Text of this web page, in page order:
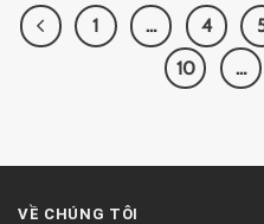
1 … 4
10
…
VỀ CHÚNG TÔI